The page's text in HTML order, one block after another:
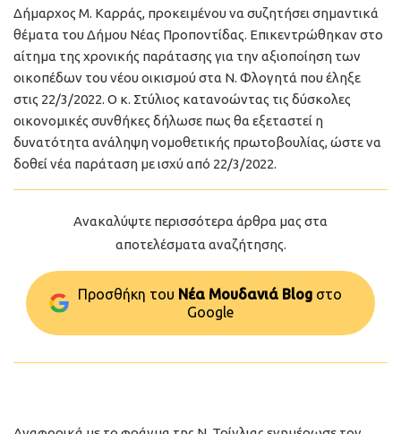
Δήμαρχος Μ. Καρράς, προκειμένου να συζητήσει σημαντικά
θέματα του Δήμου Νέας Προποντίδας. Επικεντρώθηκαν στο
αίτημα της χρονικής παράτασης για την αξιοποίηση των
οικοπέδων του νέου οικισμού στα Ν. Φλογητά που έληξε
στις 22/3/2022. Ο κ. Στύλιος κατανοώντας τις δύσκολες
οικονομικές συνθήκες δήλωσε πως θα εξεταστεί η
δυνατότητα ανάληψη νομοθετικής πρωτοβουλίας, ώστε να
δοθεί νέα παράταση με ισχύ από 22/3/2022.
Ανακαλύψτε περισσότερα άρθρα μας στα
αποτελέσματα αναζήτησης.
Προσθήκη του Νέα Μουδανιά Blog στo
Google